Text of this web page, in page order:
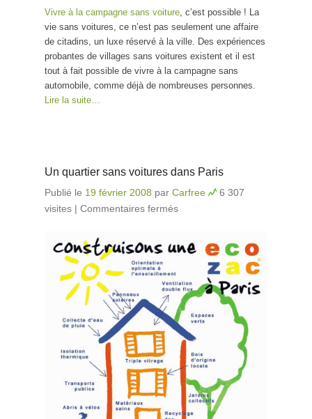
Vivre à la campagne sans voiture, c’est possible ! La
vie sans voitures, ce n’est pas seulement une affaire
de citadins, un luxe réservé à la ville. Des expériences
probantes de villages sans voitures existent et il est
tout à fait possible de vivre à la campagne sans
automobile, comme déjà de nombreuses personnes.
Lire la suite…
Un quartier sans voitures dans Paris
Publié le 19 février 2008 par Carfree
6 307
visites | Commentaires fermés